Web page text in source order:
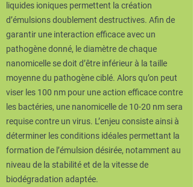
liquides ioniques permettent la création
d’émulsions doublement destructives. Afin de
garantir une interaction efficace avec un
pathogène donné, le diamètre de chaque
nanomicelle se doit d’être inférieur à la taille
moyenne du pathogène ciblé. Alors qu’on peut
viser les 100 nm pour une action efficace contre
les bactéries, une nanomicelle de 10-20 nm sera
requise contre un virus. L’enjeu consiste ainsi à
déterminer les conditions idéales permettant la
formation de l’émulsion désirée, notamment au
niveau de la stabilité et de la vitesse de
biodégradation adaptée.